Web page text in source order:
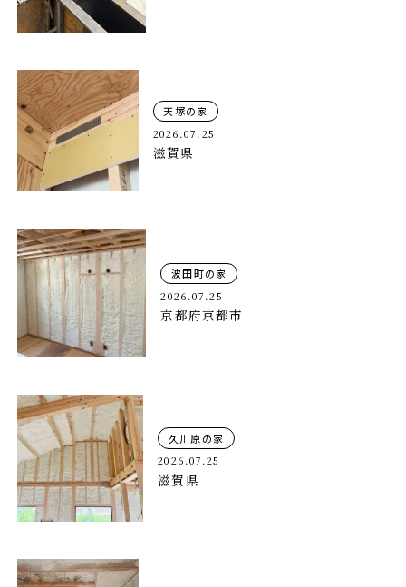
天塚の家
2026.07.25
滋賀県
波田町の家
2026.07.25
京都府京都市
久川原の家
2026.07.25
滋賀県